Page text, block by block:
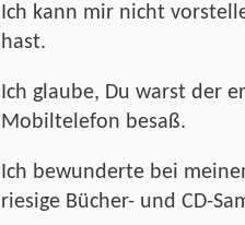
Ich kann mir nicht
hast.
Ich glaube, Du warst der
Mobiltelefon besaß.
Ich bewunderte bei
riesige Bücher- und CD-